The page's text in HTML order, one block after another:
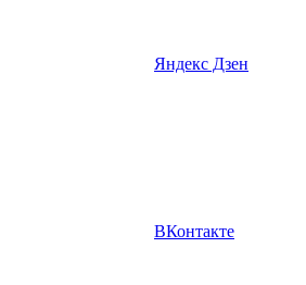
Яндекс Дзен
ВКонтакте